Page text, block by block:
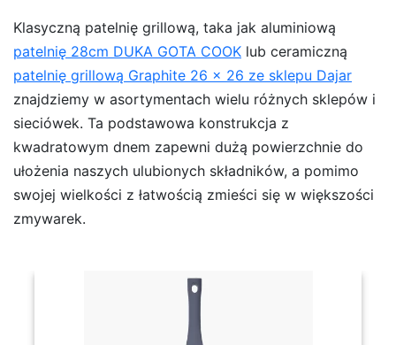
Klasyczną patelnię grillową, taka jak aluminiową
patelnię 28cm DUKA GOTA COOK lub ceramiczną
patelnię grillową Graphite 26 x 26 ze sklepu Dajar
znajdziemy w asortymentach wielu różnych sklepów i
sieciówek. Ta podstawowa konstrukcja z
kwadratowym dnem zapewni dużą powierzchnie do
ułożenia naszych ulubionych składników, a pomimo
swojej wielkości z łatwością zmieści się w większości
zmywarek.